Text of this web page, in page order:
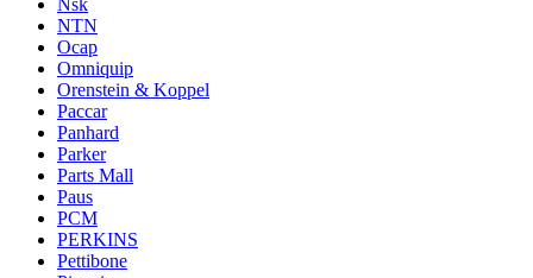
Nsk
NTN
Ocap
Omniquip
Orenstein & Koppel
Paccar
Panhard
Parker
Parts Mall
Paus
PCM
PERKINS
Pettibone